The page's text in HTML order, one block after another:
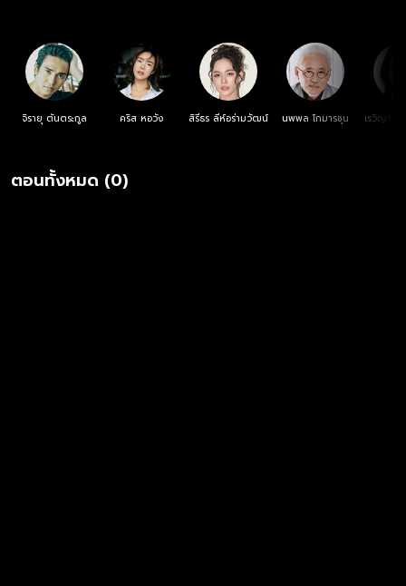
เดียว ทางเว็บไซต์และแอปฯ oneD.net
จิรายุ ตันตระกูล คริส หอวัง สิรีธร ลีห์อร่ามวัฒน์ นพพล โกมารชุน เรวิญานั
ตอนทั้งหมด (0)